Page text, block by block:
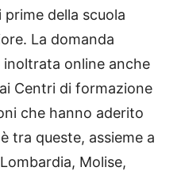
prime della scuola
La domanda
inoltrata online anche
Centri di formazione
che hanno aderito
tra queste, assieme a
Molise,